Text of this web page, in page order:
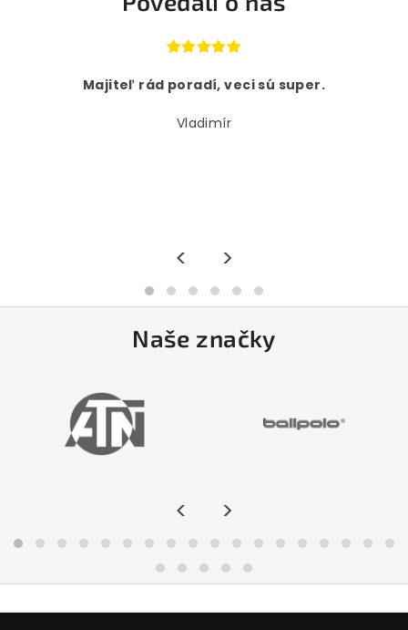
Majiteľ rád poradí, veci sú super.
Vladimír
< >
Naše značky
< >